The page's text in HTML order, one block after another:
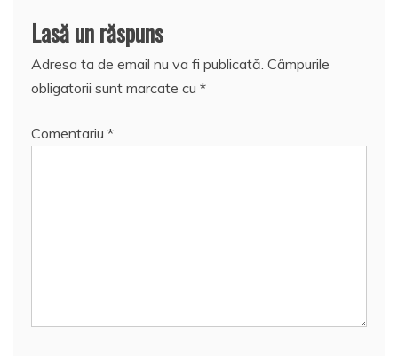
Lasă un răspuns
Adresa ta de email nu va fi publicată. Câmpurile
obligatorii sunt marcate cu *
Comentariu *